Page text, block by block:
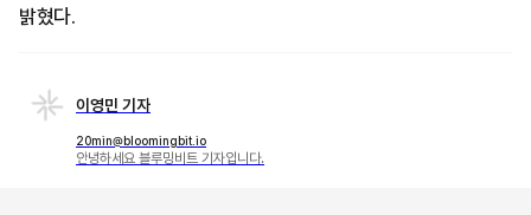
밝혔다.
이영민 기자
20min@bloomingbit.io
안녕하세요 블루밍비트 기자입니다.